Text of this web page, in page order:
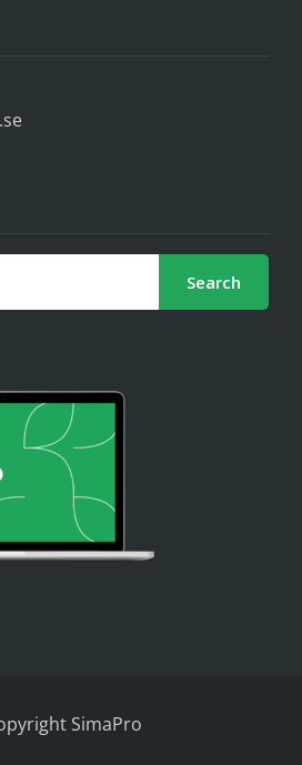
Search
SimaPro